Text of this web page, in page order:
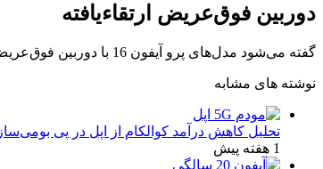
دوربین فوق‌عریض ارتقاءیافته
گفته می‌شود مدل‌های پرو آیفون 16 با دوربین فوق‌عریض 48 مگاپیکسلی عرضه می‌شوند که در مقایسه با دوربین‌های 12 مگاپیکسلی فوق‌عریض مدل‌های پرو آیفون 15 یک ارتقاء محسوب می‌شود.
نوشته های مشابه
تحلیل کاهش درآمد کوالکام از اپل در پی
1 هفته پیش